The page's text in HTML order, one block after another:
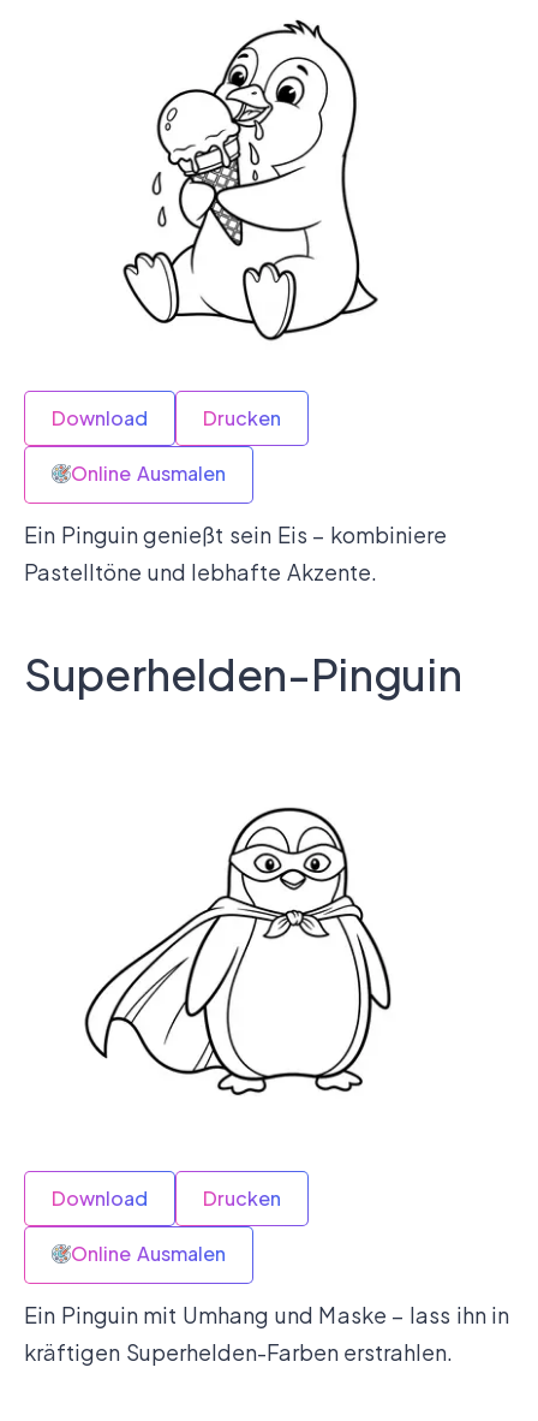
Download Drucken
Online Ausmalen
Ein Pinguin genießt sein Eis – kombiniere
Pastelltöne und lebhafte Akzente.
Superhelden-Pinguin
Download Drucken
Online Ausmalen
Ein Pinguin mit Umhang und Maske – lass ihn in
kräftigen Superhelden-Farben erstrahlen.